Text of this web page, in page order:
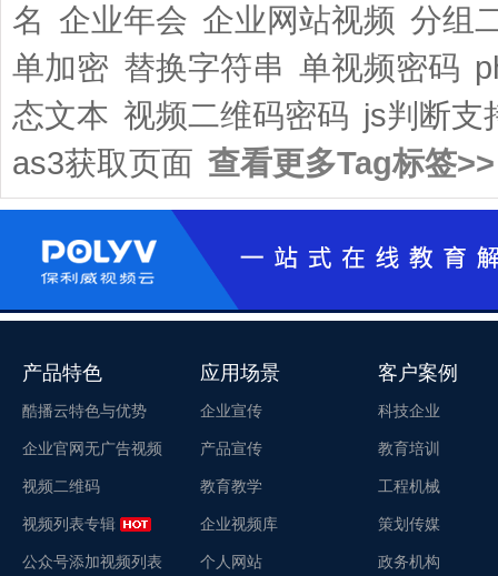
名 企业年会 企业网站视频 分组
单加密 替换字符串 单视频密码
态文本 视频二维码密码 js判断支
as3获取页面 查看更多Tag标签>>
产品特色
酷播云特色与优势
企业官网无广告视频
视频二维码
视频列表专辑
公众号添加视频列表
应用场景
企业宣传
产品宣传
教育教学
企业视频库
个人网站
客户案例
科技企业
教育培训
工程机械
策划传媒
政务机构